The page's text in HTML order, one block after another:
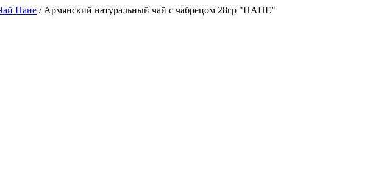
Нане / Армянский натуральный чай с чабрецом 28гр "НАНЕ"